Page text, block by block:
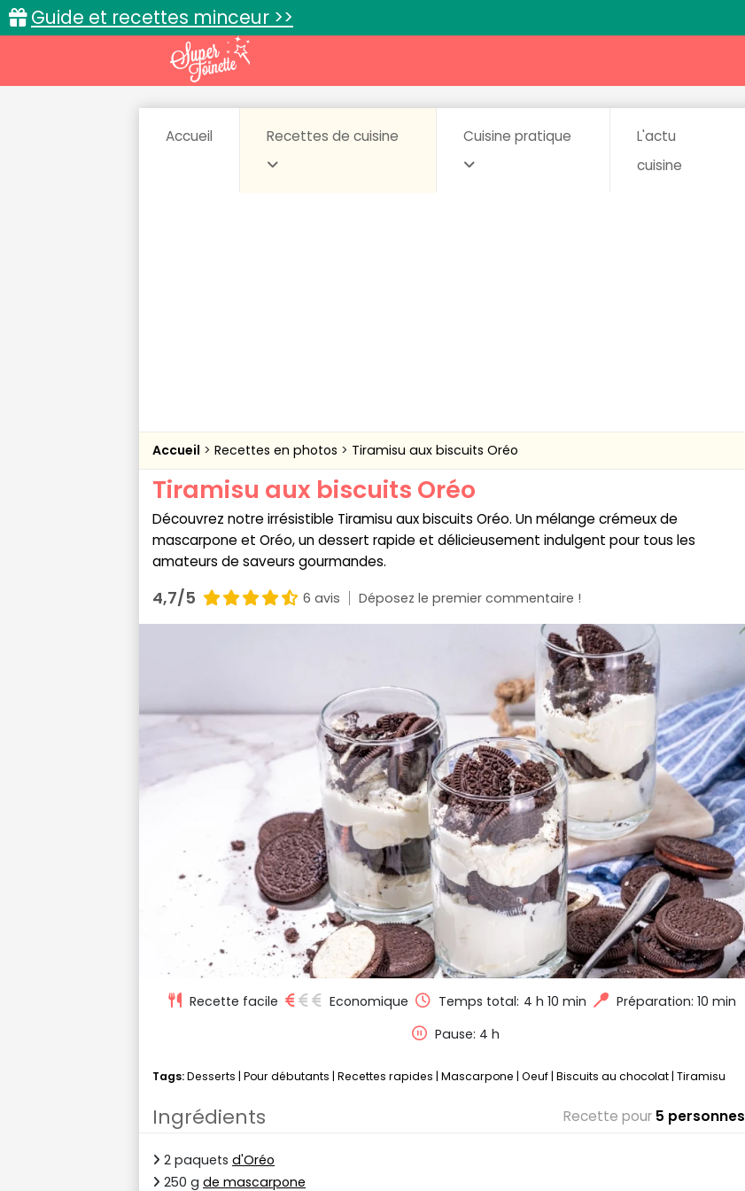
Guide et recettes minceur >>
Accueil Recettes de cuisine Cuisine pratique
L'actu
cuisine
Accueil Recettes en photos Tiramisu aux biscuits Oréo
Tiramisu aux biscuits Oréo
Découvrez notre irrésistible Tiramisu aux biscuits Oréo. Un mélange crémeux de
mascarpone et Oréo, un dessert rapide et délicieusement indulgent pour tous les
amateurs de saveurs gourmandes.
4,7/5 6 avis Déposez le premier commentaire !
Recette facile Economique Temps total: 4 h 10 min
Préparation: 10 min
Pause: 4 h
Tags:Desserts | Pour débutants | Recettes rapides | Mascarpone | Oeuf | Biscuits au chocolat | Tiramisu
Ingrédients Recette pour 5 personnes
2 paquets d'Oréo
250 g de mascarpone